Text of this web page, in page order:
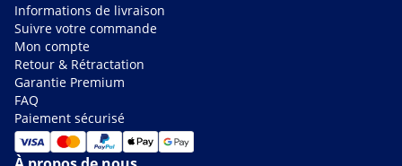
Informations de livraison
Suivre votre commande
Mon compte
Retour & Rétractation
Garantie Premium
FAQ
Paiement sécurisé